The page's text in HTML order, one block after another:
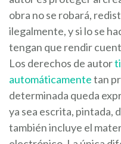
obra no se robará,
ilegalmente, y si lo se
tengan que rendir
Los derechos de autor
automáticamentetan
determinada queda
ya sea escrita, pintada,
también incluye el